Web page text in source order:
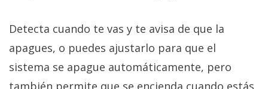
Detecta cuando te vas y te avisa de que la
apagues, o puedes ajustarlo para que el
sistema se apague automáticamente, pero